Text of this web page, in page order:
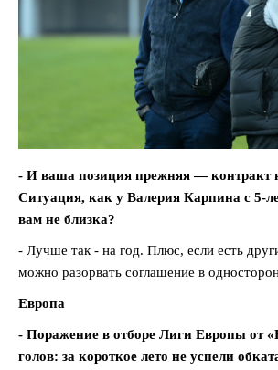
- И ваша позиция прежняя — контракт
Ситуация, как у Валерия Карпина с 5-
вам не близка?
- Лучше так - на год. Плюс, если есть
можно разорвать соглашение в
Европа
- Поражение в отборе Лиги Европы от
голов: за короткое лето не успели